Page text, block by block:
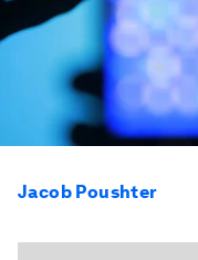
Jacob Poushter